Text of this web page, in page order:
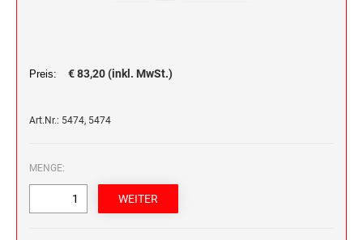
WORTBANDDREHSTEMPEL
Preis: € 83,20 (inkl. MwSt.)
Art.Nr.: 5474, 5474
MENGE: